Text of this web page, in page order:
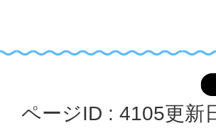
ページID : 4105更新